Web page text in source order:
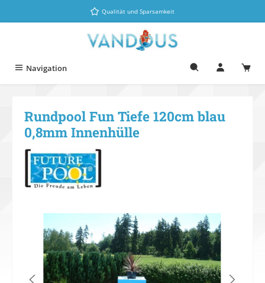
Zum Hauptinhalt springenQualität und Sparsamkeit
Navigation
Rundpool Fun Tiefe 120cm blau
0,8mm Innenhülle